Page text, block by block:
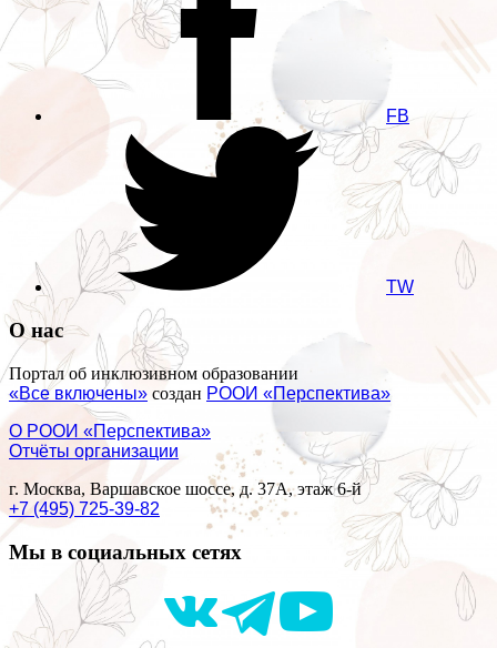
FB
TW
О нас
Портал об инклюзивном образовании
«Все включены» создан РООИ «Перспектива»
О РООИ «Перспектива»
Отчёты организации
г. Москва, Варшавское шоссе, д. 37А, этаж 6-й
+7 (495) 725-39-82
Мы в социальных сетях